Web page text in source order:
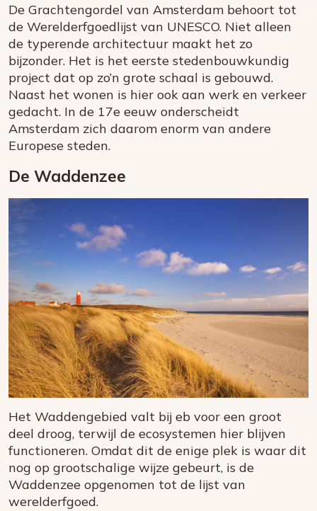
De Grachtengordel van Amsterdam behoort tot
de Werelderfgoedlijst van UNESCO. Niet alleen
de typerende architectuur maakt het zo
bijzonder. Het is het eerste stedenbouwkundig
project dat op zo’n grote schaal is gebouwd.
Naast het wonen is hier ook aan werk en verkeer
gedacht. In de 17e eeuw onderscheidt
Amsterdam zich daarom enorm van andere
Europese steden.
De Waddenzee
Het Waddengebied valt bij eb voor een groot
deel droog, terwijl de ecosystemen hier blijven
functioneren. Omdat dit de enige plek is waar dit
nog op grootschalige wijze gebeurt, is de
Waddenzee opgenomen tot de lijst van
werelderfgoed.